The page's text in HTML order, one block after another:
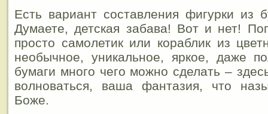
Есть вариант составления фигурки из
Думаете, детская забава! Вот и нет!
просто самолетик или кораблик из
необычное, уникальное, яркое, даже
бумаги много чего можно сделать –
волноваться, ваша фантазия, что
Боже.